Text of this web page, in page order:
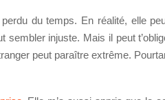
du temps. En réalité, elle
sembler injuste. Mais il peut
peut paraître extrême.